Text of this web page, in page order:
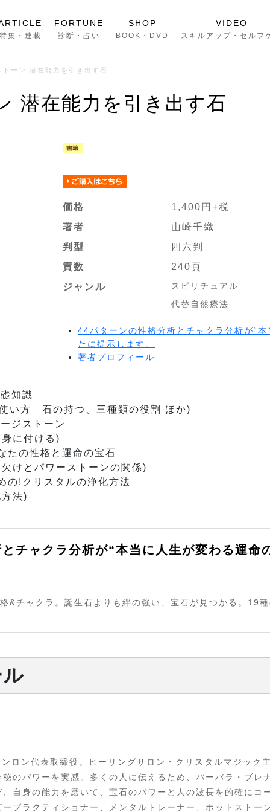
特集・連載
FORTUNE
診断・占い
SHOP
BOOK・DVD
VIDEO
スキルアップ・セルフ
トーン 潜在能力を引き出す石
潜在能力を引き出す石
価格
1,400円+税
著者
山崎千織
判型
四六判
貢数
240頁
ジャンル
スピリチュアル
代替自然療法
44パターンの性格分析とチャクラ分析が“
たに提示します。
著者プロフィール
知識
い方 石の持つ、三種類の役割 ほか)
ジストーン
に付ける)
たの性格と運命の宝石
けとパワーストーンの関係)
の!クリスタルの浄化方法
法)
チャクラ分析が“本当に人生が変わる運命
&チャクラ。誕生石よりも絆の強い、宝石が見つかる。19
ロン代表取締役。ヒーリングサロン・クリスタルマジック
のパワーを実感。多くの人に伝えるため、バーバラ・ブレ
自身の能力を磨いて、宝石のパワーと人の波長を的確にコ
プラクティショナー、メンタルトレーナー、ホットストー